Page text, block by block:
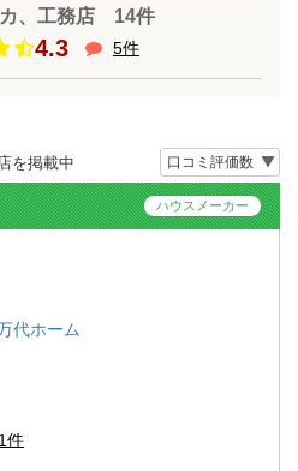
、工務店 14件
4.3 5件
を掲載中
ハウスメーカー
1件